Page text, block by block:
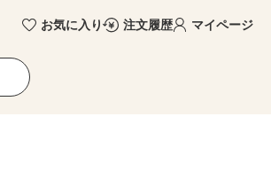
お気に入り 注文履歴 マイページ